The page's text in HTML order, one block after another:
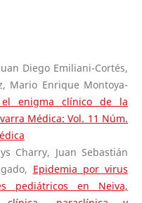
Diego Emiliani-Cortés,
Mario Enrique Montoya-
enigma clínico de la
Médica: Vol. 11 Núm.
Charry, Juan Sebastián
Epidemia por virus
pediátricos en Neiva,